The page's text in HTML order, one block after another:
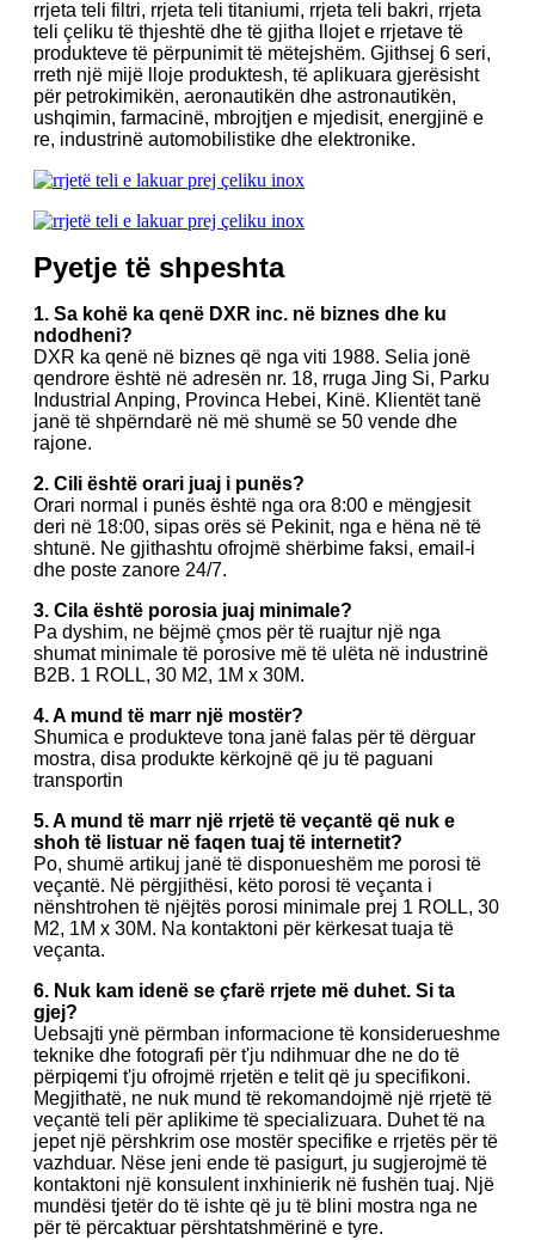
rrjeta teli filtri, rrjeta teli titaniumi, rrjeta teli bakri, rrjeta
teli çeliku të thjeshtë dhe të gjitha llojet e rrjetave të
produkteve të përpunimit të mëtejshëm. Gjithsej 6 seri,
rreth një mijë lloje produktesh, të aplikuara gjerësisht
për petrokimikën, aeronautikën dhe astronautikën,
ushqimin, farmacinë, mbrojtjen e mjedisit, energjinë e
re, industrinë automobilistike dhe elektronike.
Pyetje të shpeshta
1. Sa kohë ka qenë DXR inc. në biznes dhe ku
ndodheni?
DXR ka qenë në biznes që nga viti 1988. Selia jonë
qendrore është në adresën nr. 18, rruga Jing Si, Parku
Industrial Anping, Provinca Hebei, Kinë. Klientët tanë
janë të shpërndarë në më shumë se 50 vende dhe
rajone.
2. Cili është orari juaj i punës?
Orari normal i punës është nga ora 8:00 e mëngjesit
deri në 18:00, sipas orës së Pekinit, nga e hëna në të
shtunë. Ne gjithashtu ofrojmë shërbime faksi, email-i
dhe poste zanore 24/7.
3. Cila është porosia juaj minimale?
Pa dyshim, ne bëjmë çmos për të ruajtur një nga
shumat minimale të porosive më të ulëta në industrinë
B2B. 1 ROLL, 30 M2, 1M x 30M.
4. A mund të marr një mostër?
Shumica e produkteve tona janë falas për të dërguar
mostra, disa produkte kërkojnë që ju të paguani
transportin
5. A mund të marr një rrjetë të veçantë që nuk e
shoh të listuar në faqen tuaj të internetit?
Po, shumë artikuj janë të disponueshëm me porosi të
veçantë. Në përgjithësi, këto porosi të veçanta i
nënshtrohen të njëjtës porosi minimale prej 1 ROLL, 30
M2, 1M x 30M. Na kontaktoni për kërkesat tuaja të
veçanta.
6. Nuk kam idenë se çfarë rrjete më duhet. Si ta
gjej?
Uebsajti ynë përmban informacione të konsiderueshme
teknike dhe fotografi për t'ju ndihmuar dhe ne do të
përpiqemi t'ju ofrojmë rrjetën e telit që ju specifikoni.
Megjithatë, ne nuk mund të rekomandojmë një rrjetë të
veçantë teli për aplikime të specializuara. Duhet të na
jepet një përshkrim ose mostër specifike e rrjetës për të
vazhduar. Nëse jeni ende të pasigurt, ju sugjerojmë të
kontaktoni një konsulent inxhinierik në fushën tuaj. Një
mundësi tjetër do të ishte që ju të blini mostra nga ne
për të përcaktuar përshtatshmërinë e tyre.